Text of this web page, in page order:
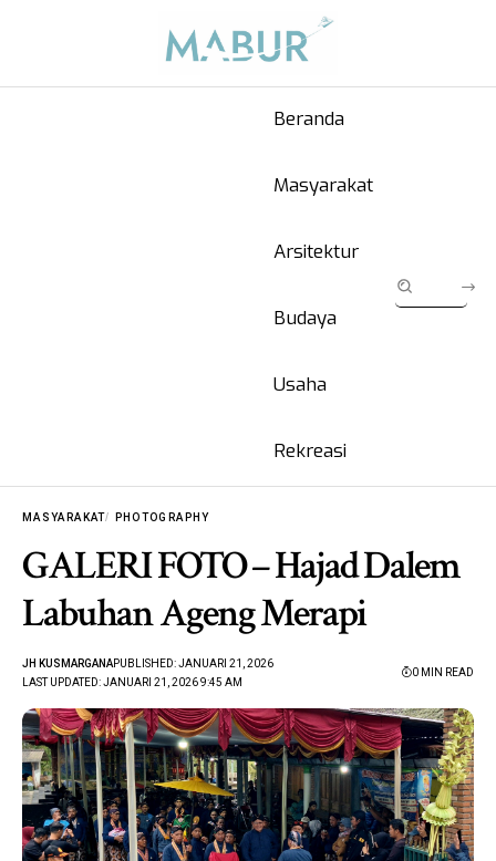
Beranda
Masyarakat
Arsitektur
Budaya
Usaha
Rekreasi
MASYARAKAT PHOTOGRAPHY
GALERI FOTO – Hajad Dalem
Labuhan Ageng Merapi
LAST UPDATED: JANUARI 21, 2026 9:45 AM
JH KUSMARGANAPUBLISHED: JANUARI 21, 2026
0 MIN READ